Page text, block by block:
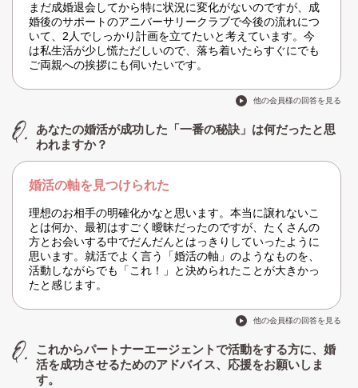
まだ成婚退会してから特に状況に変化がないのですが、成
婚後のサポートのアニバーサリークラブで今後の流れにつ
いて、2人でしっかり計画を立てたいと考えています。今
は私生活が少し慌ただしいので、落ち着いたらすぐにでも
ご両親への挨拶にも伺いたいです。
他の会員様の回答を見る
あなたの婚活が成功した「一番の秘訣」は何だったと思
われますか？
婚活の軸を見つけられた
理想のお相手の明確化かなと思います。本当に譲れないこ
とは何か、最初はすごく曖昧だったのですが、たくさんの
方とお会いする中でだんだんとはっきりしていったように
思います。就活でよく言う「婚活の軸」のようなものを、
活動しながらでも「これ！」と決められたことが大きかっ
たと感じます。
他の会員様の回答を見る
これからパートナーエージェントで活動をする方に、婚
活を成功させるためのアドバイス、応援をお願いしま
す。